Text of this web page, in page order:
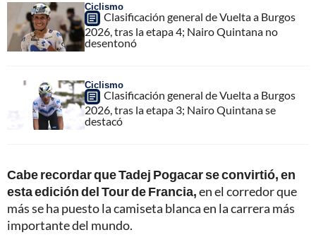
Ciclismo
Clasificación general de Vuelta a Burgos
2026, tras la etapa 4; Nairo Quintana no
desentonó
Ciclismo
Clasificación general de Vuelta a Burgos
2026, tras la etapa 3; Nairo Quintana se
destacó
Cabe recordar que Tadej Pogacar se convirtió, en
esta edición del Tour de Francia,en el corredor que
más se ha puesto la camiseta blanca en la carrera más
importante del mundo.